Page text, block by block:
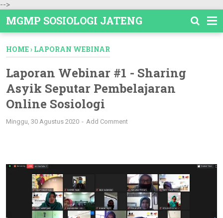
-->
MGMP SOSIOLOGI JATENG
HOME› LAPORAN WEBINAR
Laporan Webinar #1 - Sharing
Asyik Seputar Pembelajaran
Online Sosiologi
Minggu, 30 Agustus 2020 Add Comment